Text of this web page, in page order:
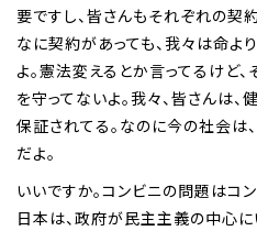
要ですし、皆さんもそれぞれの契
なに契約があっても、我々は命よ
よ。憲法変えるとか言ってるけど
を守ってないよ。我々、皆さんは
保証されてる。なのに今の社会は
だよ。
いいですか。コンビニの問題はコ
日本は、政府が民主主義の中心に